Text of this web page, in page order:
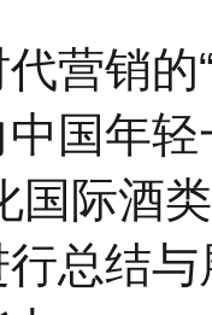
营销
国年
国际酒
总结